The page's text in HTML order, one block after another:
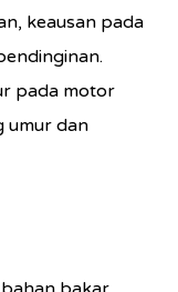
keausan pada
pada motor
umur dan